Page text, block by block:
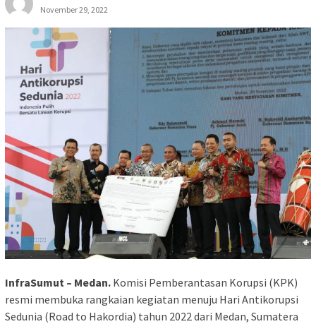
November 29, 2022
InfraSumut – Medan. Komisi Pemberantasan Korupsi (KPK)
resmi membuka rangkaian kegiatan menuju Hari Antikorupsi
Sedunia (Road to Hakordia) tahun 2022 dari Medan, Sumatera